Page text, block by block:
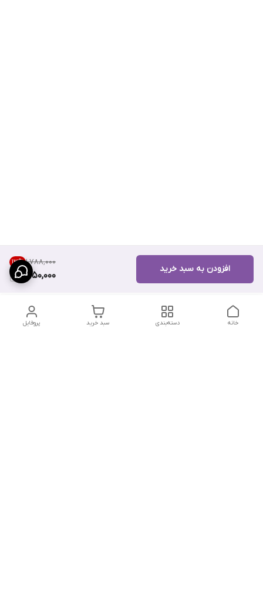
۱٬۷۸۸٬۰۰۰ 13%
1,550,000
افزودن به سبد خرید
پروفایل سبد خرید دسته‌بندی خانه